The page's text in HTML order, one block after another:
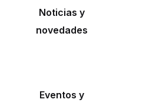
Noticias y
novedades
Eventos y